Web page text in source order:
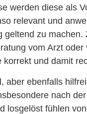
werden diese als
relevant und
geltend zu
vom Arzt
korrekt und damit
aber ebenfalls
nach
losgelöst fühlen